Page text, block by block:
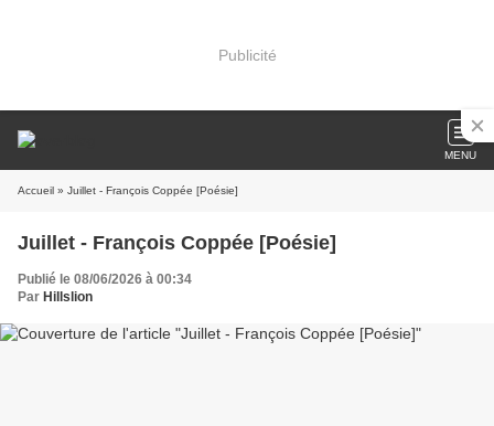
Publicité
MENU
Accueil » Juillet - François Coppée [Poésie]
Juillet - François Coppée [Poésie]
Publié le 08/06/2026 à 00:34
Par Hillslion